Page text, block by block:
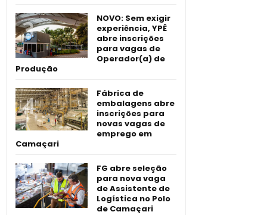
NOVO: Sem exigir
experiência, YPÊ
abre inscrições
para vagas de
Operador(a) de
Produção
Fábrica de
embalagens abre
inscrições para
novas vagas de
emprego em
Camaçari
FG abre seleção
para nova vaga
de Assistente de
Logística no Polo
de Camaçari